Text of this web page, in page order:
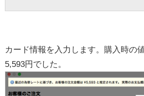
カード情報を入力します。購入時の
5,593円でした。